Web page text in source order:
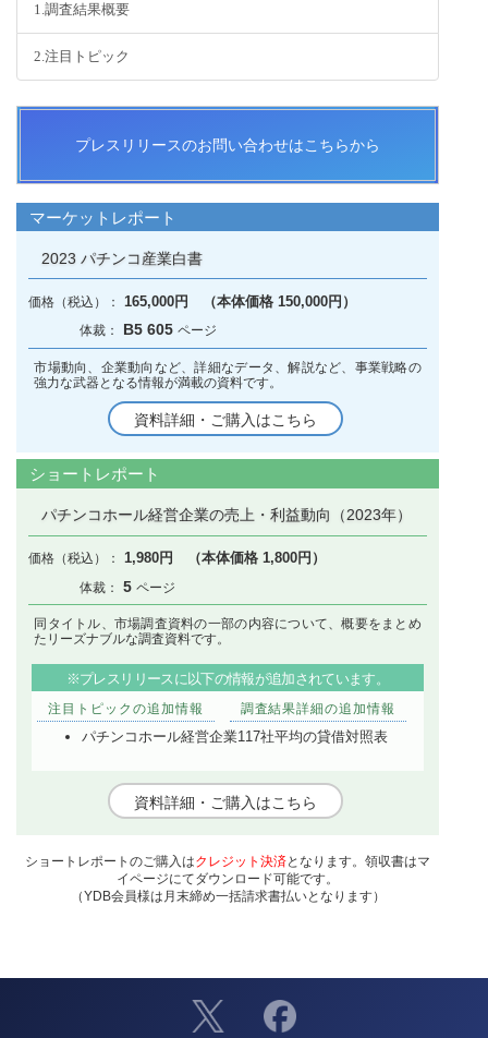
1.調査結果概要
2.注目トピック
プレスリリースのお問い合わせはこちらから
マーケットレポート
2023 パチンコ産業白書
165,000円 （本体価格 150,000円）
B5 605
市場動向、企業動向など、詳細なデータ、解説など、事業戦略の
強力な武器となる情報が満載の資料です。
資料詳細・ご購入はこちら
ショートレポート
パチンコホール経営企業の売上・利益動向（2023年）
1,980円 （本体価格 1,800円）
5
同タイトル、市場調査資料の一部の内容について、概要をまとめ
たリーズナブルな調査資料です。
※プレスリリースに以下の情報が追加されています。
注目トピックの追加情報 調査結果詳細の追加情報
パチンコホール経営企業117社平均の貸借対照表
資料詳細・ご購入はこちら
ショートレポートのご購入はクレジット決済となります。領収書はマ
イページにてダウンロード可能です。
（YDB会員様は月末締め一括請求書払いとなります）